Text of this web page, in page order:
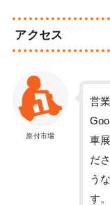
アクセス
原付市場
営
車
だ
う
す。